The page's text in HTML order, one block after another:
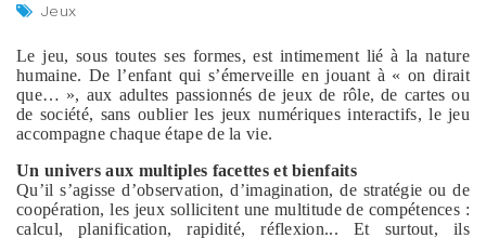
Jeux
Le jeu, sous toutes ses formes, est intimement lié à la nature
humaine. De l’enfant qui s’émerveille en jouant à « on dirait
que… », aux adultes passionnés de jeux de rôle, de cartes ou
de société, sans oublier les jeux numériques interactifs, le jeu
accompagne chaque étape de la vie.
Un univers aux multiples facettes et bienfaits
Qu’il s’agisse d’observation, d’imagination, de stratégie ou de
coopération, les jeux sollicitent une multitude de compétences :
calcul, planification, rapidité, réflexion... Et surtout, ils